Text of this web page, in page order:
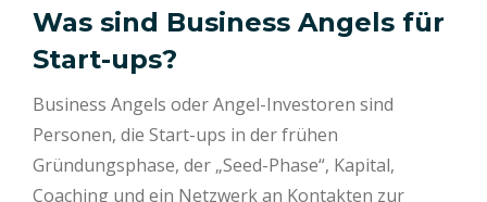
Was sind Business Angels für
Start-ups?
Business Angels oder Angel-Investoren sind
Personen, die Start-ups in der frühen
Gründungsphase, der „Seed-Phase“, Kapital,
Coaching und ein Netzwerk an Kontakten zur